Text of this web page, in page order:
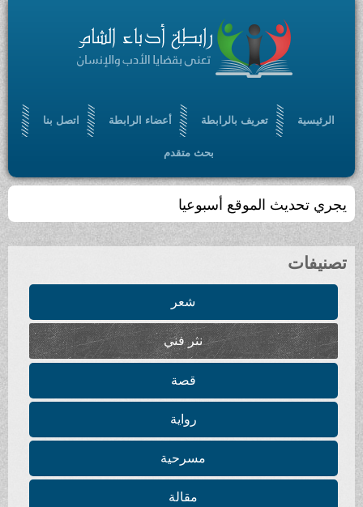
الرئيسية تعريف بالرابطة أعضاء الرابطة اتصل بنا
بحث متقدم
يجري تحديث الموقع أسبوعيا
تصنيفات
شعر
نثر فني
قصة
رواية
مسرحية
مقالة